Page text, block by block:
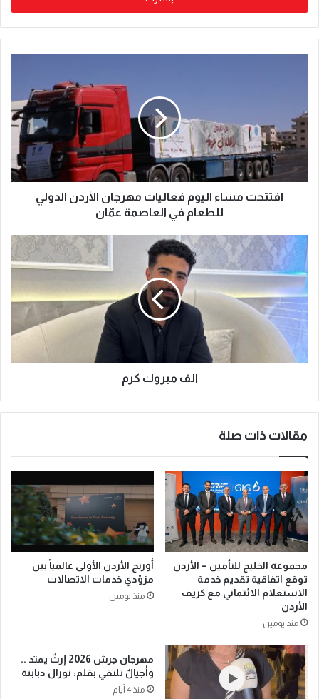
افتتحت مساء اليوم فعاليات مهرجان الأردن الدولي
للطعام في العاصمة عمّان
الف مبروك كرم
مقالات ذات صلة
مجموعة الخليج للتأمين – الأردن
توقع اتفاقية تقديم خدمة
الاستعلام الائتماني مع كريف
الأردن
منذ يومين
أورنج الأردن الأولى عالمياً بين
مزوّدي خدمات الاتصالات
منذ يومين
مهرجان جرش 2026 إرثٌ يمتد ..
وأجيالٌ تلتقي بقلم: نورال دبابنة
منذ 4 أيام